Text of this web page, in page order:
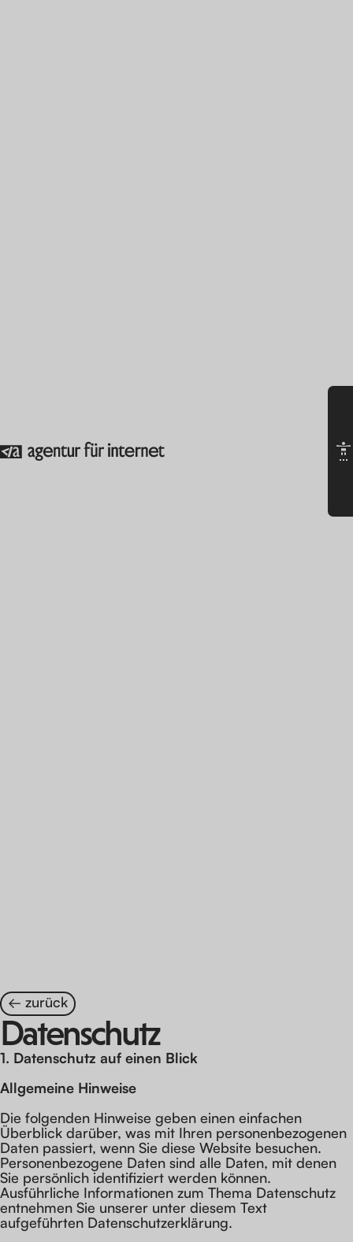
← zurück
Datenschutz
1. Datenschutz auf einen Blick
Allgemeine Hinweise
Die folgenden Hinweise geben einen einfachen
Überblick darüber, was mit Ihren personenbezogenen
Daten passiert, wenn Sie diese Website besuchen.
Personenbezogene Daten sind alle Daten, mit denen
Sie persönlich identifiziert werden können.
Ausführliche Informationen zum Thema Datenschutz
entnehmen Sie unserer unter diesem Text
aufgeführten Datenschutzerklärung.